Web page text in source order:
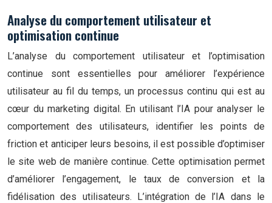
Analyse du comportement utilisateur et
optimisation continue
L’analyse du comportement utilisateur et l’optimisation
continue sont essentielles pour améliorer l’expérience
utilisateur au fil du temps, un processus continu qui est au
cœur du marketing digital. En utilisant l’IA pour analyser le
comportement des utilisateurs, identifier les points de
friction et anticiper leurs besoins, il est possible d’optimiser
le site web de manière continue. Cette optimisation permet
d’améliorer l’engagement, le taux de conversion et la
fidélisation des utilisateurs. L’intégration de l’IA dans le